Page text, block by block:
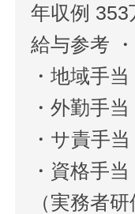
年収例 353
給与参考
・地域手
・外勤手
・サ責手
・資格手当
（実務者